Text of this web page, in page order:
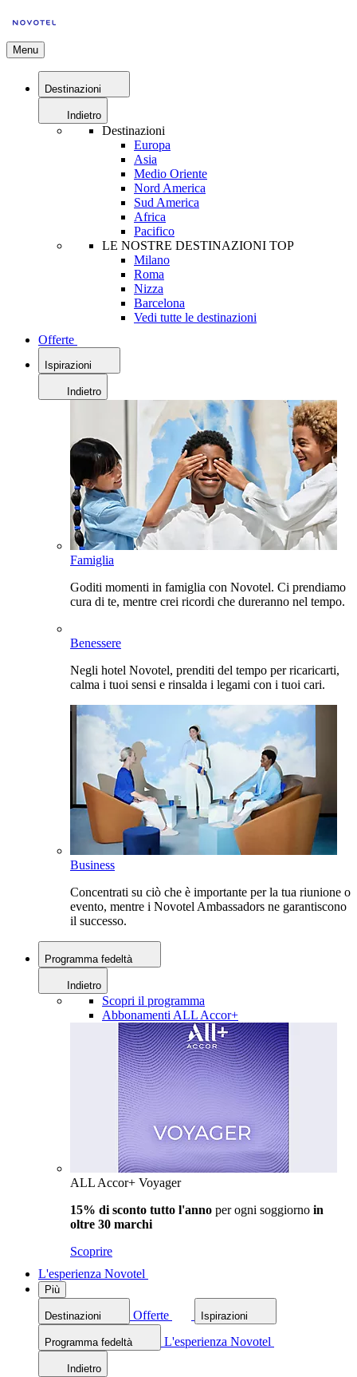
Menu
Destinazioni
Indietro
Destinazioni
Europa
Asia
Medio Oriente
Nord America
Sud America
Africa
Pacifico
LE NOSTRE DESTINAZIONI TOP
Milano
Roma
Nizza
Barcelona
Vedi tutte le destinazioni
Offerte
Ispirazioni
Indietro
Famiglia
Goditi momenti in famiglia con Novotel. Ci prendiamo
cura di te, mentre crei ricordi che dureranno nel tempo.
Benessere
Negli hotel Novotel, prenditi del tempo per ricaricarti,
calma i tuoi sensi e rinsalda i legami con i tuoi cari.
Business
Concentrati su ciò che è importante per la tua riunione o
evento, mentre i Novotel Ambassadors ne garantiscono
il successo.
Programma fedeltà
Indietro
Scopri il programma
Abbonamenti ALL Accor+
ALL Accor+ Voyager
15% di sconto tutto l'anno per ogni soggiorno in
oltre 30 marchi
Scoprire
L'esperienza Novotel
Più
Destinazioni Offerte Ispirazioni
Programma fedeltà L'esperienza Novotel
Indietro